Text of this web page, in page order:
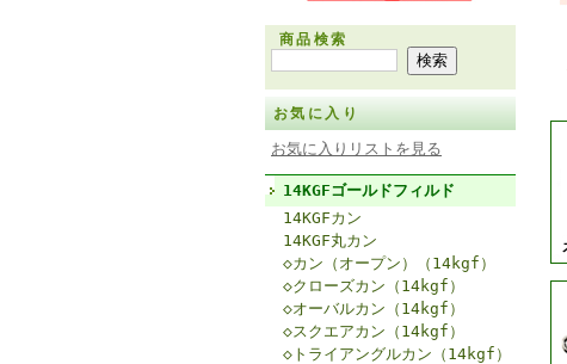
商品検索
お気に入り
お気に入りリストを見る
14KGFゴールドフィルド
14KGFカン
14KGF丸カン
◇カン（オープン）（14kgf）
◇クローズカン（14kgf）
◇オーバルカン（14kgf）
◇スクエアカン（14kgf）
◇トライアングルカン（14kgf）